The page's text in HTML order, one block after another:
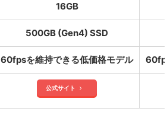
16GB
500GB (Gen4) SSD
60fpsを維持できる低価格モデル
公式サイト